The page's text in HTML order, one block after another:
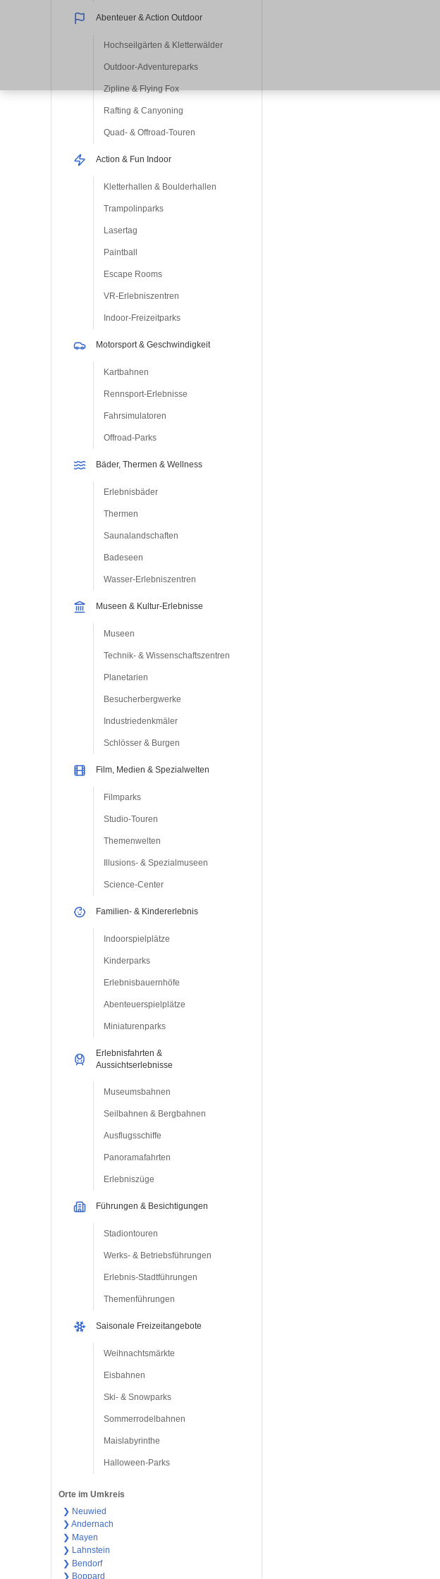
Abenteuer & Action Outdoor
Hochseilgärten & Kletterwälder
Outdoor-Adventureparks
Zipline & Flying Fox
Rafting & Canyoning
Quad- & Offroad-Touren
Action & Fun Indoor
Kletterhallen & Boulderhallen
Trampolinparks
Lasertag
Paintball
Escape Rooms
VR-Erlebniszentren
Indoor-Freizeitparks
Motorsport & Geschwindigkeit
Kartbahnen
Rennsport-Erlebnisse
Fahrsimulatoren
Offroad-Parks
Bäder, Thermen & Wellness
Erlebnisbäder
Thermen
Saunalandschaften
Badeseen
Wasser-Erlebniszentren
Museen & Kultur-Erlebnisse
Museen
Technik- & Wissenschaftszentren
Planetarien
Besucherbergwerke
Industriedenkmäler
Schlösser & Burgen
Film, Medien & Spezialwelten
Filmparks
Studio-Touren
Themenwelten
Illusions- & Spezialmuseen
Science-Center
Familien- & Kindererlebnis
Indoorspielplätze
Kinderparks
Erlebnisbauernhöfe
Abenteuerspielplätze
Miniaturenparks
Erlebnisfahrten &
Aussichtserlebnisse
Museumsbahnen
Seilbahnen & Bergbahnen
Ausflugsschiffe
Panoramafahrten
Erlebniszüge
Führungen & Besichtigungen
Stadiontouren
Werks- & Betriebsführungen
Erlebnis-Stadtführungen
Themenführungen
Saisonale Freizeitangebote
Weihnachtsmärkte
Eisbahnen
Ski- & Snowparks
Sommerrodelbahnen
Maislabyrinthe
Halloween-Parks
Orte im Umkreis
❯ Neuwied
❯ Andernach
❯ Mayen
❯ Lahnstein
❯ Bendorf
❯ Boppard